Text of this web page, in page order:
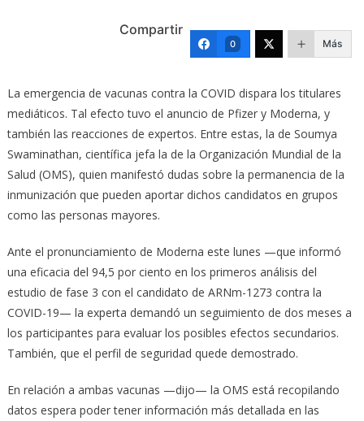
Compartir
0 Más
La emergencia de vacunas contra la COVID dispara los titulares
mediáticos. Tal efecto tuvo el anuncio de Pfizer y Moderna, y
también las reacciones de expertos. Entre estas, la de Soumya
Swaminathan, científica jefa la de la Organización Mundial de la
Salud (OMS), quien manifestó dudas sobre la permanencia de la
inmunización que pueden aportar dichos candidatos en grupos
como las personas mayores.
Ante el pronunciamiento de Moderna este lunes —que informó
una eficacia del 94,5 por ciento en los primeros análisis del
estudio de fase 3 con el candidato de ARNm-1273 contra la
COVID-19— la experta demandó un seguimiento de dos meses a
los participantes para evaluar los posibles efectos secundarios.
También, que el perfil de seguridad quede demostrado.
En relación a ambas vacunas —dijo— la OMS está recopilando
datos espera poder tener información más detallada en las